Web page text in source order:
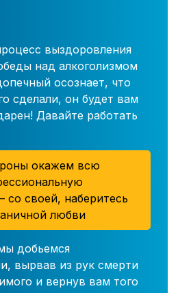
выздоровления
над алкоголизмом
осознает, что
сделали, он будет вам
Давайте работать
окажем всю
своей, наберитесь
любви
добьемся
вырвав из рук смерти
и вернув вам того